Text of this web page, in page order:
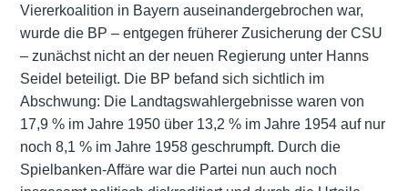
Viererkoalition in Bayern auseinandergebrochen war,
wurde die BP – entgegen früherer Zusicherung der CSU
– zunächst nicht an der neuen Regierung unter Hanns
Seidel beteiligt. Die BP befand sich sichtlich im
Abschwung: Die Landtagswahlergebnisse waren von
17,9 % im Jahre 1950 über 13,2 % im Jahre 1954 auf nur
noch 8,1 % im Jahre 1958 geschrumpft. Durch die
Spielbanken-Affäre war die Partei nun auch noch